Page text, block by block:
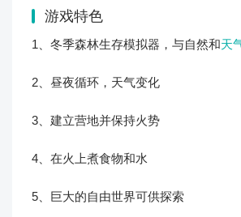
游戏特色
1、冬季森林生存模拟器，与自然和天
2、昼夜循环，天气变化
3、建立营地并保持火势
4、在火上煮食物和水
5、巨大的自由世界可供探索